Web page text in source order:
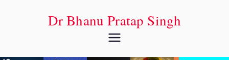
Dr Bhanu Pratap Singh